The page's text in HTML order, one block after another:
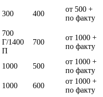
300 400
от 500 +
по факту
700
Г/1400
П
700
от 1000 +
по факту
1000 500
от 1000 +
по факту
1000 600
от 1000 +
по факту